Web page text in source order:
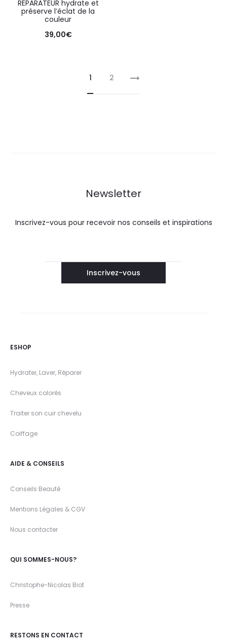
RÉPARATEUR hydrate et
préserve l’éclat de la
couleur
39,00€
1 2
Newsletter
Inscrivez-vous pour recevoir nos conseils et inspirations
ESHOP
Hydrater, Laver, Réparer
Cheveux colorés
Traiter son cuir chevelu
Coiffage
AIDE & CONSEILS
Conseils Beauté
Mentions Légales & CGV
Nous contacter
QUI SOMMES-NOUS?
Christophe-Nicolas Biot
Presse
RESTONS EN CONTACT